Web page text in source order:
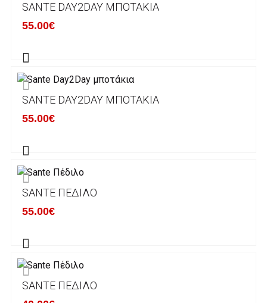
Τα προϊόντα που παραγγέλνει ο χρήστης μέσω
του ηλεκτρονικού καταστήματος lablanca.gr
Χρόνος Διεκπεραίωσης Παραγγελιών:
ΠΟΛΙΤΙΚΗ ΕΠΙΣΤΡΟΦΩΝ
αντικατάστασή του με άλλο μέγεθος ή άλλο
προιόν.
Βασική προυπόθεση για την επιστροφή του
SANTE DAY2DAY ΜΠΟΤΆΚΙΑ
55.00€
SANTE DAY2DAY ΜΠΟΤΆΚΙΑ
55.00€
SANTE ΠΈΔΙΛΟ
55.00€
SANTE ΠΈΔΙΛΟ